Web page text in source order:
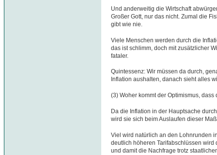
Und anderweitig die Wirtschaft
Großer Gott, nur das nicht. Zumal die
gibt wie nie.
Viele Menschen werden durch die
das ist schlimm, doch mit zusätzlicher
fataler.
Quintessenz: Wir müssen da durch,
Inflation aushalten, danach sieht alles
(3) Woher kommt der Optimismus,
Da die Inflation in der Hauptsache
wird sie sich beim Auslaufen dieser
Viel wird natürlich an den Lohnrunden
deutlich höheren Tarifabschlüssen
und damit die Nachfrage trotz